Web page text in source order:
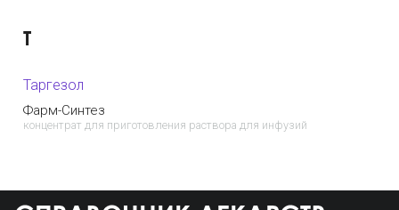
Т
Таргезол
Фарм-Синтез
концентрат для приготовления раствора для инфузий